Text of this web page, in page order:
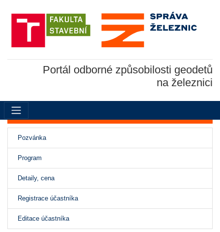
Portál odborné způsobilosti geodetů
na železnici
Pozvánka(aktivní)
Program
Detaily, cena
Registrace účastníka
Editace účastníka